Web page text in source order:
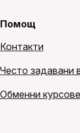
Помощ
Контакти
Често задавани
Обменни курсове